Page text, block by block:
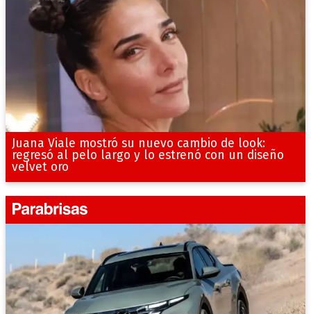
Juana Viale mostró su nuevo cambio de look:
regresó al pelo largo y lo estrenó con un diseño
velvet oro